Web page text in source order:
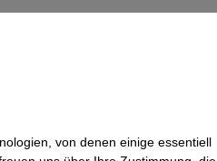
von denen einige essentiell